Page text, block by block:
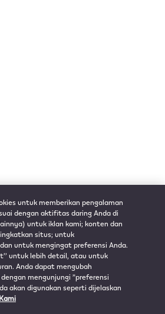
untuk memberikan pengalaman
dengan aktifitas daring Anda di
untuk iklan kami; konten dan
situs; untuk
untuk mengingat preferensi Anda.
untuk lebih detail, atau untuk
Anda dapat mengubah
mengunjungi ”preferensi
akan digunakan seperti dijelaskan